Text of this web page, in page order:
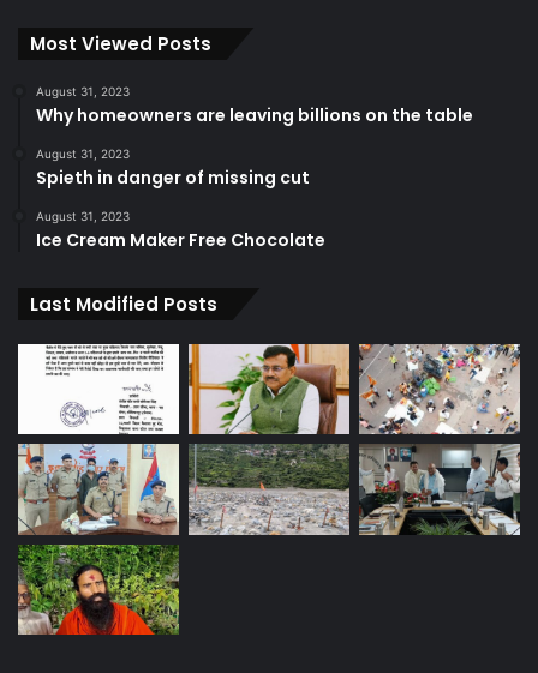
Most Viewed Posts
August 31, 2023
Why homeowners are leaving billions on the table
August 31, 2023
Spieth in danger of missing cut
August 31, 2023
Ice Cream Maker Free Chocolate
Last Modified Posts